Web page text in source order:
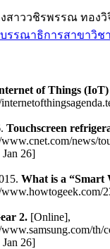
สาววชิรพรรณ ทองวิ
รรณาธิการสาขาวิช
of Things
Touchscreen
news/
26]
What is a “Smart
2. [Online],
th/
26]